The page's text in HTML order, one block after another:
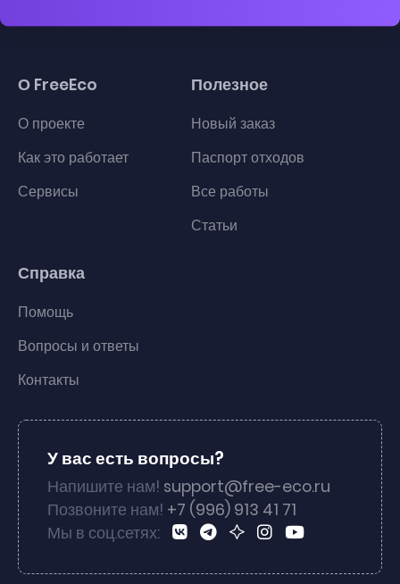
О FreeEco
О проекте
Как это работает
Сервисы
Полезное
Новый заказ
Паспорт отходов
Все работы
Статьи
Справка
Помощь
Вопросы и ответы
Контакты
У вас есть вопросы?
Напишите нам! support@free-eco.ru
Позвоните нам! +7 (996) 913 41 71
Мы в соц.сетях: